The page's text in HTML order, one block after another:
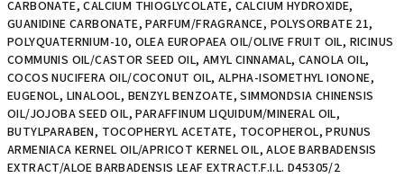
CARBONATE, CALCIUM THIOGLYCOLATE, CALCIUM HYDROXIDE,
GUANIDINE CARBONATE, PARFUM/FRAGRANCE, POLYSORBATE 21,
POLYQUATERNIUM-10, OLEA EUROPAEA OIL/OLIVE FRUIT OIL, RICINUS
COMMUNIS OIL/CASTOR SEED OIL, AMYL CINNAMAL, CANOLA OIL,
COCOS NUCIFERA OIL/COCONUT OIL, ALPHA-ISOMETHYL IONONE,
EUGENOL, LINALOOL, BENZYL BENZOATE, SIMMONDSIA CHINENSIS
OIL/JOJOBA SEED OIL, PARAFFINUM LIQUIDUM/MINERAL OIL,
BUTYLPARABEN, TOCOPHERYL ACETATE, TOCOPHEROL, PRUNUS
ARMENIACA KERNEL OIL/APRICOT KERNEL OIL, ALOE BARBADENSIS
EXTRACT/ALOE BARBADENSIS LEAF EXTRACT.F.I.L. D45305/2